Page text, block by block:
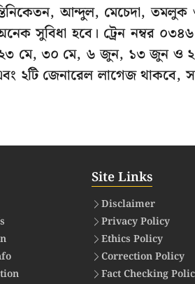
আন্দুল, মেচেদা,
সুবিধা হবে। ট্রেন নম্বর
২৩ মে, ৩০ মে, ৬ জুন, ১৩ জুন ও
২টি জেনারেল লাগেজ থাকবে,
Site Links
Disclaimer
Privacy Policy
Ethics Policy
Correction Policy
Fact Checking